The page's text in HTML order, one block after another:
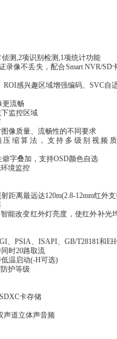
测,2项识别检测,1项统计功能
录像不丢失，配合Smart NVR/
ROI感兴趣区域增强编码、SVC自
更流畅
监控区域
像质量、流畅性的不同要求
压缩算法，支持多级别视频
字叠加，支持OSD颜色自选
境监控
距离最远达120m(2.8-12mm红外支
能改变红外灯亮度，使红外补光
、PSIA、ISAPI、GB/T28181和
时20路取流
温启动(-H可选)
护等级
卡存储
声道立体声音频